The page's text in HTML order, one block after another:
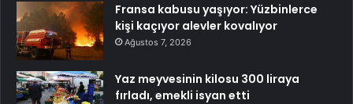
Fransa kabusu yaşıyor: Yüzbinlerce
kişi kaçıyor alevler kovalıyor
Ağustos 7, 2026
Yaz meyvesinin kilosu 300 liraya
fırladı, emekli isyan etti